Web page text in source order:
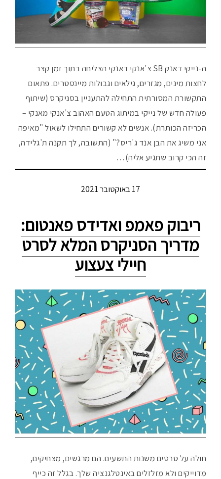
ה-נייקי דאנק SB צ'אנקי דאנקי הצליחה בתוך זמן קצר
לחצות מינים, מגזרים, גילאים וגבולות מיינסטרים. פתאום
התקשורת המסורתית התחילה להתעניין בסניקרס (שיתוף
פעולה חדש של נייקי במיתוג הטעם האהוב צ'אנקי מאנקי –
הכריזה הכותרת). אנשים לא קשורים התחילו לשאול "מאיפה
אני משיג את הבן אנד ג'ריס?" (התשובה, לך תקנה ת'גלידה,
זה הכי קרוב שתגיע אליה)…
17 באוקטובר 2021
ריבוק פאמפ ואדידס פאנטום:
מדריך הסניקרס המלא לסרט
חיילי צעצוע
חולה על סרטים משנות התשעים. הם מרגשים, מצחיקים,
מדוייקים ולא מזלזלים באינטלגנציה שלך. בגלל זה כייף